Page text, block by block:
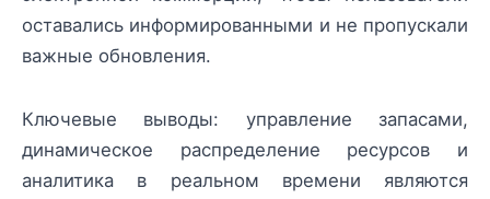
оставались информированными и не пропускали
важные обновления.
Ключевые выводы: управление запасами,
динамическое распределение ресурсов и
аналитика в реальном времени являются